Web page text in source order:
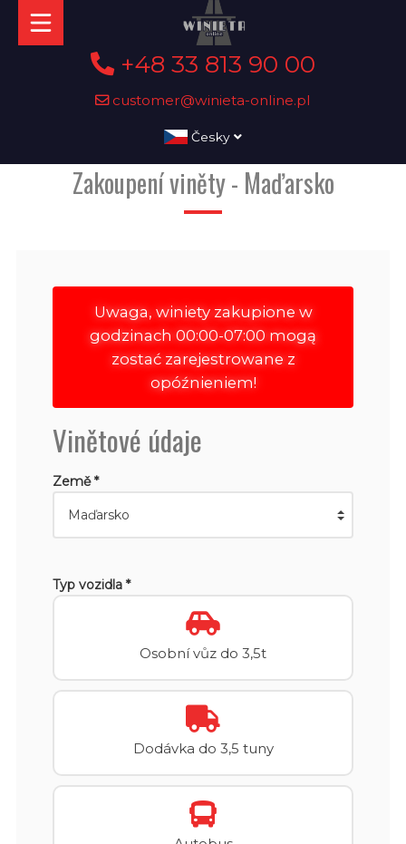
+48 33 813 90 00
customer@winieta-online.pl
Česky
Zakoupení viněty - Maďarsko
Uwaga, winiety zakupione w
godzinach 00:00-07:00 mogą
zostać zarejestrowane z
opóźnieniem!
Vinětové údaje
Země *
Typ vozidla *
Osobní vůz do 3,5t
Dodávka do 3,5 tuny